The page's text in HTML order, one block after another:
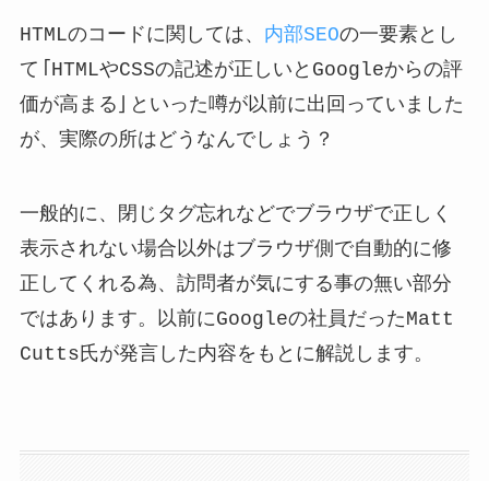
HTMLのコードに関しては、 内部SEOの一要素とし
て「HTMLやCSSの記述が正しいとGoogleからの評
価が高まる」といった噂が以前に出回っていました
が、実際の所はどうなんでしょう？
一般的に、閉じタグ忘れなどでブラウザで正しく
表示されない場合以外はブラウザ側で自動的に修
正してくれる為、訪問者が気にする事の無い部分
ではあります。以前にGoogleの社員だったMatt
Cutts氏が発言した内容をもとに解説します。